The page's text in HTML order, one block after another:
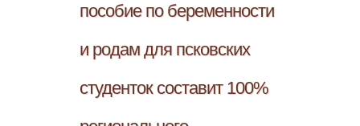
пособие по беременности
и родам для псковских
студенток составит 100%